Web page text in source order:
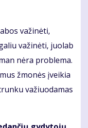
važinėti,
važinėti, juolab
nėra problema.
žmonės įveikia
važiuodamas